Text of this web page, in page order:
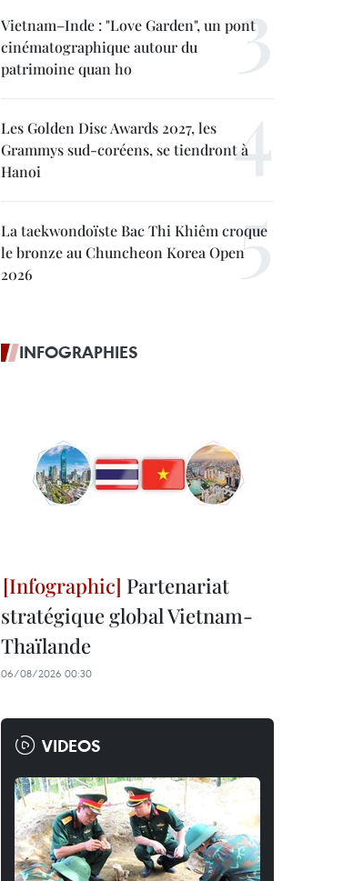
Vietnam–Inde : "Love Garden", un pont
cinématographique autour du
patrimoine quan ho
Les Golden Disc Awards 2027, les
Grammys sud-coréens, se tiendront à
Hanoi
La taekwondoïste Bac Thi Khiêm croque
le bronze au Chuncheon Korea Open
2026
INFOGRAPHIES
Partenariat
stratégique global Vietnam-
Thaïlande
06/08/2026 00:30
VIDEOS